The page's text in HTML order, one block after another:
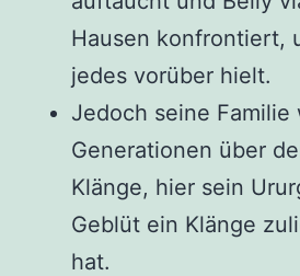
Hausen konfrontiert,
jedes vorüber hielt.
Jedoch seine
Generationen über
Klänge, hier sein
Geblüt ein Klänge
hat.